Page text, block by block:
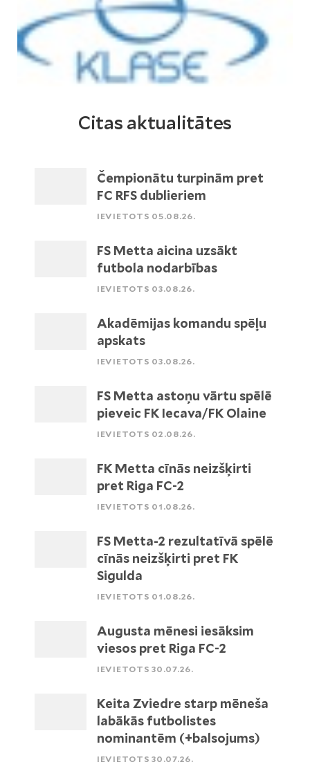
Citas aktualitātes
Čempionātu turpinām pret
FC RFS dublieriem
IEVIETOTS 05.08.26.
FS Metta aicina uzsākt
futbola nodarbības
IEVIETOTS 03.08.26.
Akadēmijas komandu spēļu
apskats
IEVIETOTS 03.08.26.
FS Metta astoņu vārtu spēlē
pieveic FK Iecava/FK Olaine
IEVIETOTS 02.08.26.
FK Metta cīnās neizšķirti
pret Riga FC-2
IEVIETOTS 01.08.26.
FS Metta-2 rezultatīvā spēlē
cīnās neizšķirti pret FK
Sigulda
IEVIETOTS 01.08.26.
Augusta mēnesi iesāksim
viesos pret Riga FC-2
IEVIETOTS 30.07.26.
Keita Zviedre starp mēneša
labākās futbolistes
nominantēm (+balsojums)
IEVIETOTS 30.07.26.